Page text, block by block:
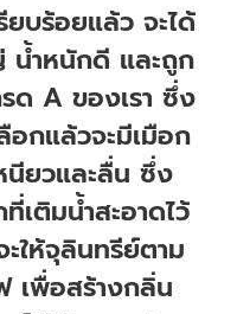
บร้อยแล้ว จะได้
น้ำหนักดี และถูก
ด A ของเรา ซึ่ง
กแล้วจะมีเมือก
ยวและลื่น ซึ่ง
เติมน้ำสะอาดไว้
ให้จุลินทรีย์ตาม
เพื่อสร้างกลิ่น